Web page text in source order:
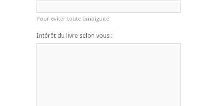
Pour éviter toute ambiguïté
Intérêt du livre selon vous :